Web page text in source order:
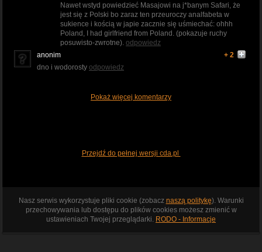
Nawet wstyd powiedzieć Masajowi na j*banym Safari, że
jest się z Polski bo zaraz ten przeuroczy analfabeta w
sukience i kością w japie zacznie się uśmiechać: ohhh
Poland, I had girlfriend from Poland. (pokazuje ruchy
posuwisto-zwrotne). odpowiedz
anonim
+ 2
dno i wodorosty odpowiedz
Pokaż więcej komentarzy
Przejdź do pełnej wersji cda.pl
Nasz serwis wykorzystuje pliki cookie (zobacz naszą politykę). Warunki
przechowywania lub dostępu do plików cookies możesz zmienić w
ustawieniach Twojej przeglądarki. RODO - Informacje